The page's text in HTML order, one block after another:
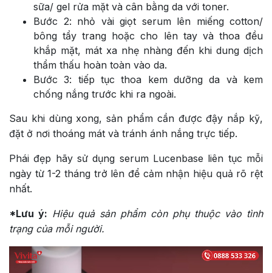
sữa/ gel rửa mặt và cân bằng da với toner.
Bước 2: nhỏ vài giọt serum lên miếng cotton/
bông tẩy trang hoặc cho lên tay và thoa đều
khắp mặt, mát xa nhẹ nhàng đến khi dung dịch
thẩm thấu hoàn toàn vào da.
Bước 3: tiếp tục thoa kem dưỡng da và kem
chống nắng trước khi ra ngoài.
Sau khi dùng xong, sản phẩm cần được đậy nắp kỹ,
đặt ở nơi thoáng mát và tránh ánh nắng trực tiếp.
Phái đẹp hãy sử dụng serum Lucenbase liên tục mỗi
ngày từ 1-2 tháng trở lên để cảm nhận hiệu quả rõ rệt
nhất.
*Lưu ý: Hiệu quả sản phẩm còn phụ thuộc vào tình
trạng của mỗi người.